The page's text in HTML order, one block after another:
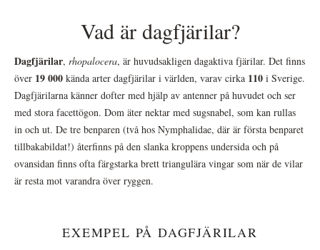
Vad är dagfjärilar?
Dagfjärilar, rhopalocera, är huvudsakligen dagaktiva fjärilar. Det finns
över 19 000 kända arter dagfjärilar i världen, varav cirka 110 i Sverige.
Dagfjärilarna känner dofter med hjälp av antenner på huvudet och ser
med stora facettögon. Dom äter nektar med sugsnabel, som kan rullas
in och ut. De tre benparen (två hos Nymphalidae, där är första benparet
tillbakabildat!) återfinns på den slanka kroppens undersida och på
ovansidan finns ofta färgstarka brett triangulära vingar som när de vilar
är resta mot varandra över ryggen.
EXEMPEL PÅ DAGFJÄRILAR